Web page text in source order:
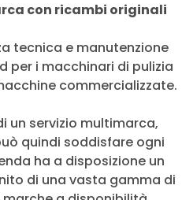
con ricambi originali
tecnica e manutenzione
per i macchinari di pulizia
commercializzate.
un servizio multimarca,
quindi soddisfare ogni
ha a disposizione un
di una vasta gamma di